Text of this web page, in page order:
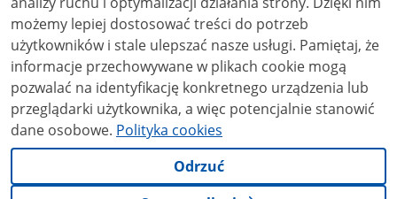
możemy lepiej dostosować treści do potrzeb
użytkowników i stale ulepszać nasze usługi. Pamiętaj, że
informacje przechowywane w plikach cookie mogą
pozwalać na identyfikację konkretnego urządzenia lub
przeglądarki użytkownika, a więc potencjalnie stanowić
dane osobowe. Polityka cookies
Odrzuć